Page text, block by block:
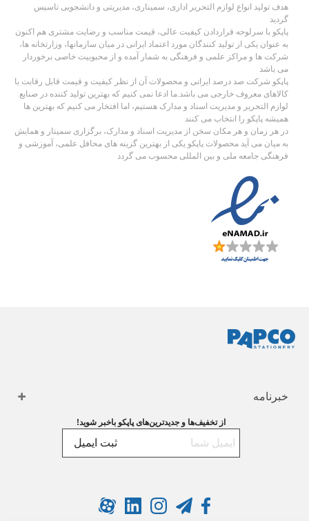
هدف تولید انواع لوازم التحریر اداری، سمیناری، مدیریتی و دانشجویی تاسیس
گردید
پاپکو با سرلوحه قراردادن کیفیت عالی، قیمت مناسب و رضایت مشتری هم اکنون
به عنوان یکی از تولید کنندگان مورد اعتماد ایرانی در میان سازمانها، وزارتخانه ها،
شرکت ها و مراکز علمی و فرهنگی به شمار آمده و از محبوبیت خاصی برخوردار
می باشد
پاپکو شرکت صد درصد ایرانی و محصولات آن از نظر کیفیت و قیمت قابل رقابت با
کالاهای معروف خارجی می باشد.ما ادعا نمی کنیم که بهترین تولید کننده در صنایع
لوازم التحریر و مدیریت اسناد و مدارک هستیم، اما افتخار می کنیم که بهترین ها
همیشه پاپکو را انتخاب می کنند
در هر زمان و هر مکان سخن از مدیریت اسناد و مدارک، برگزاری سمینار و همایش
به میان می آید محصولات پاپکو یکی از بهترین گزینه های محافل علمی، آموزشی و
فرهنگی جامعه ملی و بین المللی محسوب می گردد
خبرنامه
از تخفیف‌ها و جدیدترین‌های پاپکو باخبر شوید!
ثبت ایمیل